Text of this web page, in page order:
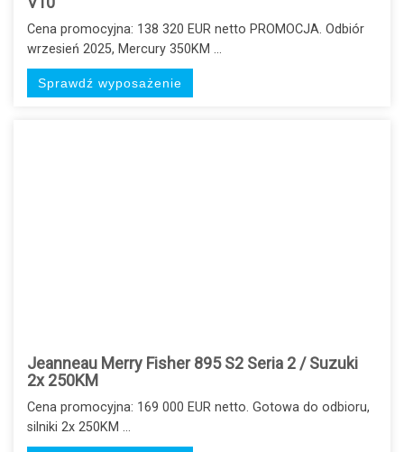
Cena promocyjna: 138 320 EUR netto PROMOCJA. Odbiór
wrzesień 2025, Mercury 350KM ...
Sprawdź wyposażenie
Jeanneau Merry Fisher 895 S2 Seria 2 / Suzuki
2x 250KM
Cena promocyjna: 169 000 EUR netto. Gotowa do odbioru,
silniki 2x 250KM ...